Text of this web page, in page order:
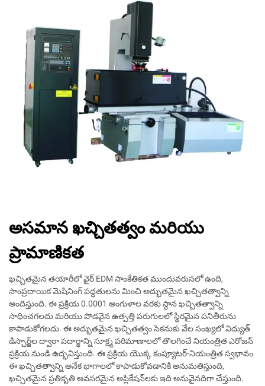
అసమాన ఖచ్చితత్వం మరియు
ప్రామాణికత
ఖచ్చితమైన తయారీలో వైర్ EDM సాంకేతికత ముందువరుసలో ఉంది,
సాంప్రదాయిక మెషినింగ్ పద్ధతులను మించి అద్భుతమైన ఖచ్చితత్వాన్ని
అందిస్తుంది. ఈ ప్రక్రియ 0.0001 అంగుళాల వరకు స్థాన ఖచ్చితత్వాన్ని
సాధించగలదు మరియు పొడవైన ఉత్పత్తి పరుగులలో స్థిరమైన పనితీరును
కాపాడుకోగలదు. ఈ అద్భుతమైన ఖచ్చితత్వం సెకనుకు వేల సంఖ్యలో విద్యుత్
డిస్చార్జ్‌ల ద్వారా పదార్థాన్ని సూక్ష్మ పరిమాణాలలో తొలగించే నియంత్రిత ఎరోజన్
ప్రక్రియ నుండి ఉద్భవిస్తుంది. ఈ ప్రక్రియ యొక్క కంప్యూటర్-నియంత్రిత స్వభావం
ఈ ఖచ్చితత్వాన్ని అనేక భాగాలలో కాపాడుకోవడానికి అనుమతిస్తుంది,
ఖచ్చితమైన ప్రతికృతి అవసరమైన అప్లికేషన్‌లకు ఇది అనువైనదిగా చేస్తుంది.